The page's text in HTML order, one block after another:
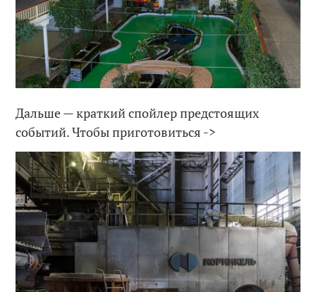
Дальше — краткий спойлер предстоящих
событий. Чтобы приготовиться ->